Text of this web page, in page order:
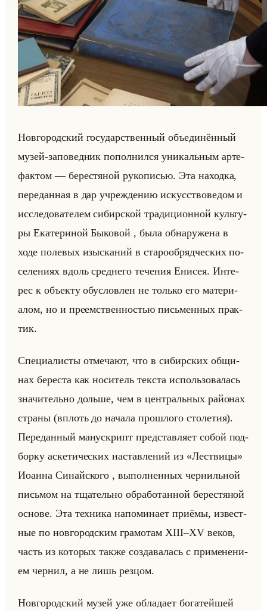
Нов­го­род­ский го­су­дар­ствен­ный объеди­нён­ный
музей-за­по­вед­ник по­пол­нил­ся уни­кальным ар­те­
фак­том — бе­ре­стя­ной ру­ко­пи­сью. Эта на­ход­ка,
пе­ре­дан­ная в дар учре­жде­нию ис­кус­ство­ве­дом и
ис­сле­до­ва­те­лем си­бир­ской тра­ди­ци­он­ной культу­
ры Ека­те­ри­ной Бы­ко­вой , была об­на­ру­же­на в
ходе по­ле­вых изыс­ка­ний в ста­ро­об­ряд­че­ских по­
се­ле­ни­ях вдоль сред­не­го те­че­ния Ени­сея. Ин­те­
рес к объек­ту обу­слов­лен не только его ма­те­ри­
алом, но и пре­ем­ствен­но­стью письмен­ных прак­
тик.
Спе­ци­али­сты от­ме­ча­ют, что в си­бир­ских об­щи­
нах бе­ре­ста как но­си­тель тек­ста ис­пользо­ва­лась
зна­чи­тельно дольше, чем в цен­тральных райо­нах
стра­ны (вплоть до на­ча­ла про­шло­го сто­ле­тия).
Пе­ре­дан­ный ма­ну­скрипт пред­став­ля­ет собой под­
бор­ку ас­ке­ти­че­ских на­став­ле­ний из «Лествицы»
Иоан­на Си­найско­го , вы­пол­нен­ных чер­нильной
письмом на тща­тельно об­ра­бо­тан­ной бе­ре­стя­ной
ос­но­ве. Эта тех­ни­ка на­по­ми­на­ет при­ёмы, из­вест­
ные по нов­го­род­ским гра­мо­там XIII–XV веков,
часть из ко­то­рых также со­зда­ва­лась с при­ме­не­ни­
ем чер­нил, а не лишь рез­цом.
Нов­го­род­ский музей уже об­ла­да­ет бо­га­тейшей